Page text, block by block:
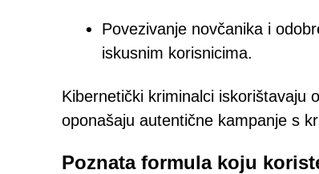
Povezivanje novčanika i
iskusnim korisnicima.
Kibernetički kriminalci iskorištavaju
oponašaju autentične kampanje s
Poznata formula koju